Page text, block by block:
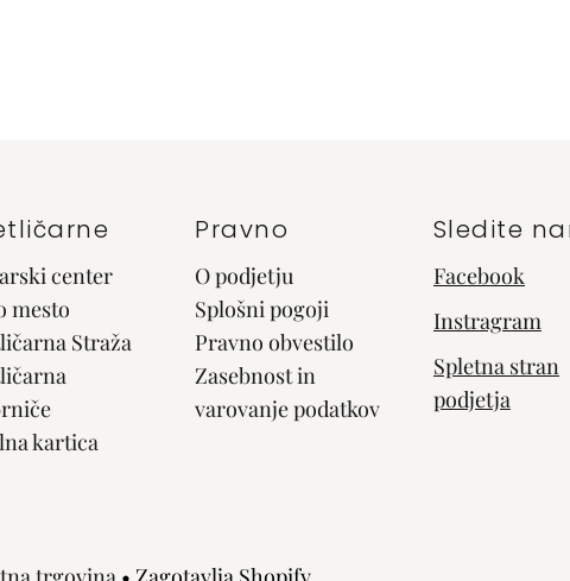
center
mesto
Straža
kartica
Pravno
O podjetju
Splošni pogoji
Pravno obvestilo
Zasebnost in
varovanje podatkov
Sledite
Facebook
Instragram
Spletna stran
podjetja